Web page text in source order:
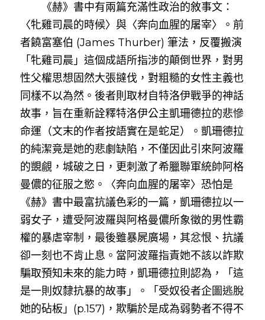
《赫》書中有兩篇充滿性政治的敘事文：
〈牝雞司晨的時候〉與〈奔向血腥的屠宰〉。前
者饒富塞伯 (James Thurber) 筆法，反覆搬演
「牝雞司晨」這個成語所指涉的顛倒世界，對男
性父權思想固然大張撻伐，對粗糙的女性主義也
同樣不以為然。後者則取材自特洛伊戰爭的神話
故事，旨在重新詮釋特洛伊公主凱珊德拉的悲慘
命運（文末的作者按語實在是蛇足）。凱珊德拉
的純潔竟是她的悲劇缺陷，不僅因此引來阿波羅
的覬覦，城破之日，更刺激了希臘聯軍統帥阿格
曼儂的征服之慾。〈奔向血腥的屠宰〉恐怕是
《赫》書中最富抗議色彩的一篇，凱珊德拉以一
弱女子，遭受阿波羅與阿格曼儂所象徵的男性霸
權的暴虐宰制，最後雖暴屍廣場，其忿恨、抗議
卻一刻也不肯止息。當阿波羅指責她不該以詐欺
騙取預知未來的能力時，凱珊德拉則認為，「這
是一則奴隸抗暴的故事」。「受奴役者企圖逃脫
她的砧板」(p.157)，欺騙於是成為弱勢者不得不